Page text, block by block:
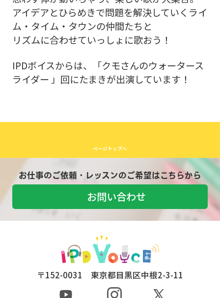
アイデアとひらめきで問題を解決していくライ
ム・タイム・タウンの仲間たちと
リズムに合わせていっしょに歌おう！
IPDボイスからは、「クモさんのウォータース
ライダー 」回にたまきが出演しています！
ページトップへ
お仕事のご依頼・レッスンのご希望はこちらから
お問い合わせ
〒152-0031 東京都目黒区中根2-3-11